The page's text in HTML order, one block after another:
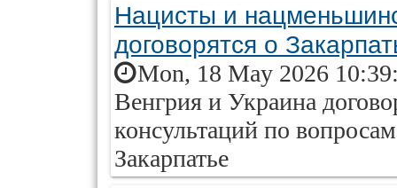
Нацисты и
договорятся о
Mon, 18 May 2026
Венгрия и Украина
консультаций по
Закарпатье